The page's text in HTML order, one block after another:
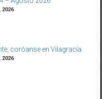
coróanse en Vilagracía